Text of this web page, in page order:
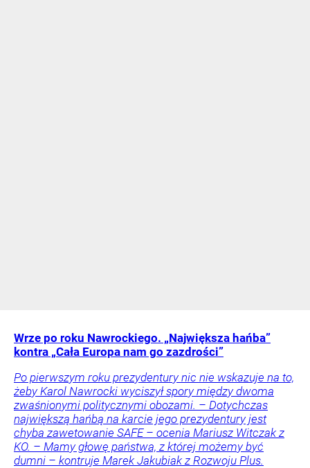
Wrze po roku Nawrockiego. „Największa hańba”
kontra „Cała Europa nam go zazdrości”
Po pierwszym roku prezydentury nic nie wskazuje na to,
żeby Karol Nawrocki wyciszył spory między dwoma
zwaśnionymi politycznymi obozami. – Dotychczas
największą hańbą na karcie jego prezydentury jest
chyba zawetowanie SAFE – ocenia Mariusz Witczak z
KO. – Mamy głowę państwa, z której możemy być
dumni – kontruje Marek Jakubiak z Rozwoju Plus.